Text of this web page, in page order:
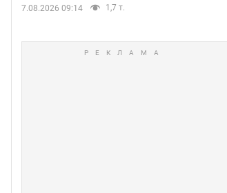
7.08.2026 09:14 1,7 т.